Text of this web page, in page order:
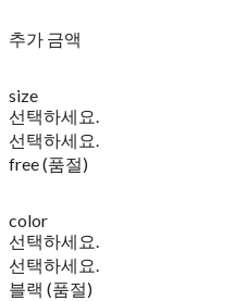
추가 금액
size
선택하세요.
선택하세요.
free (품절)
color
선택하세요.
선택하세요.
블랙 (품절)